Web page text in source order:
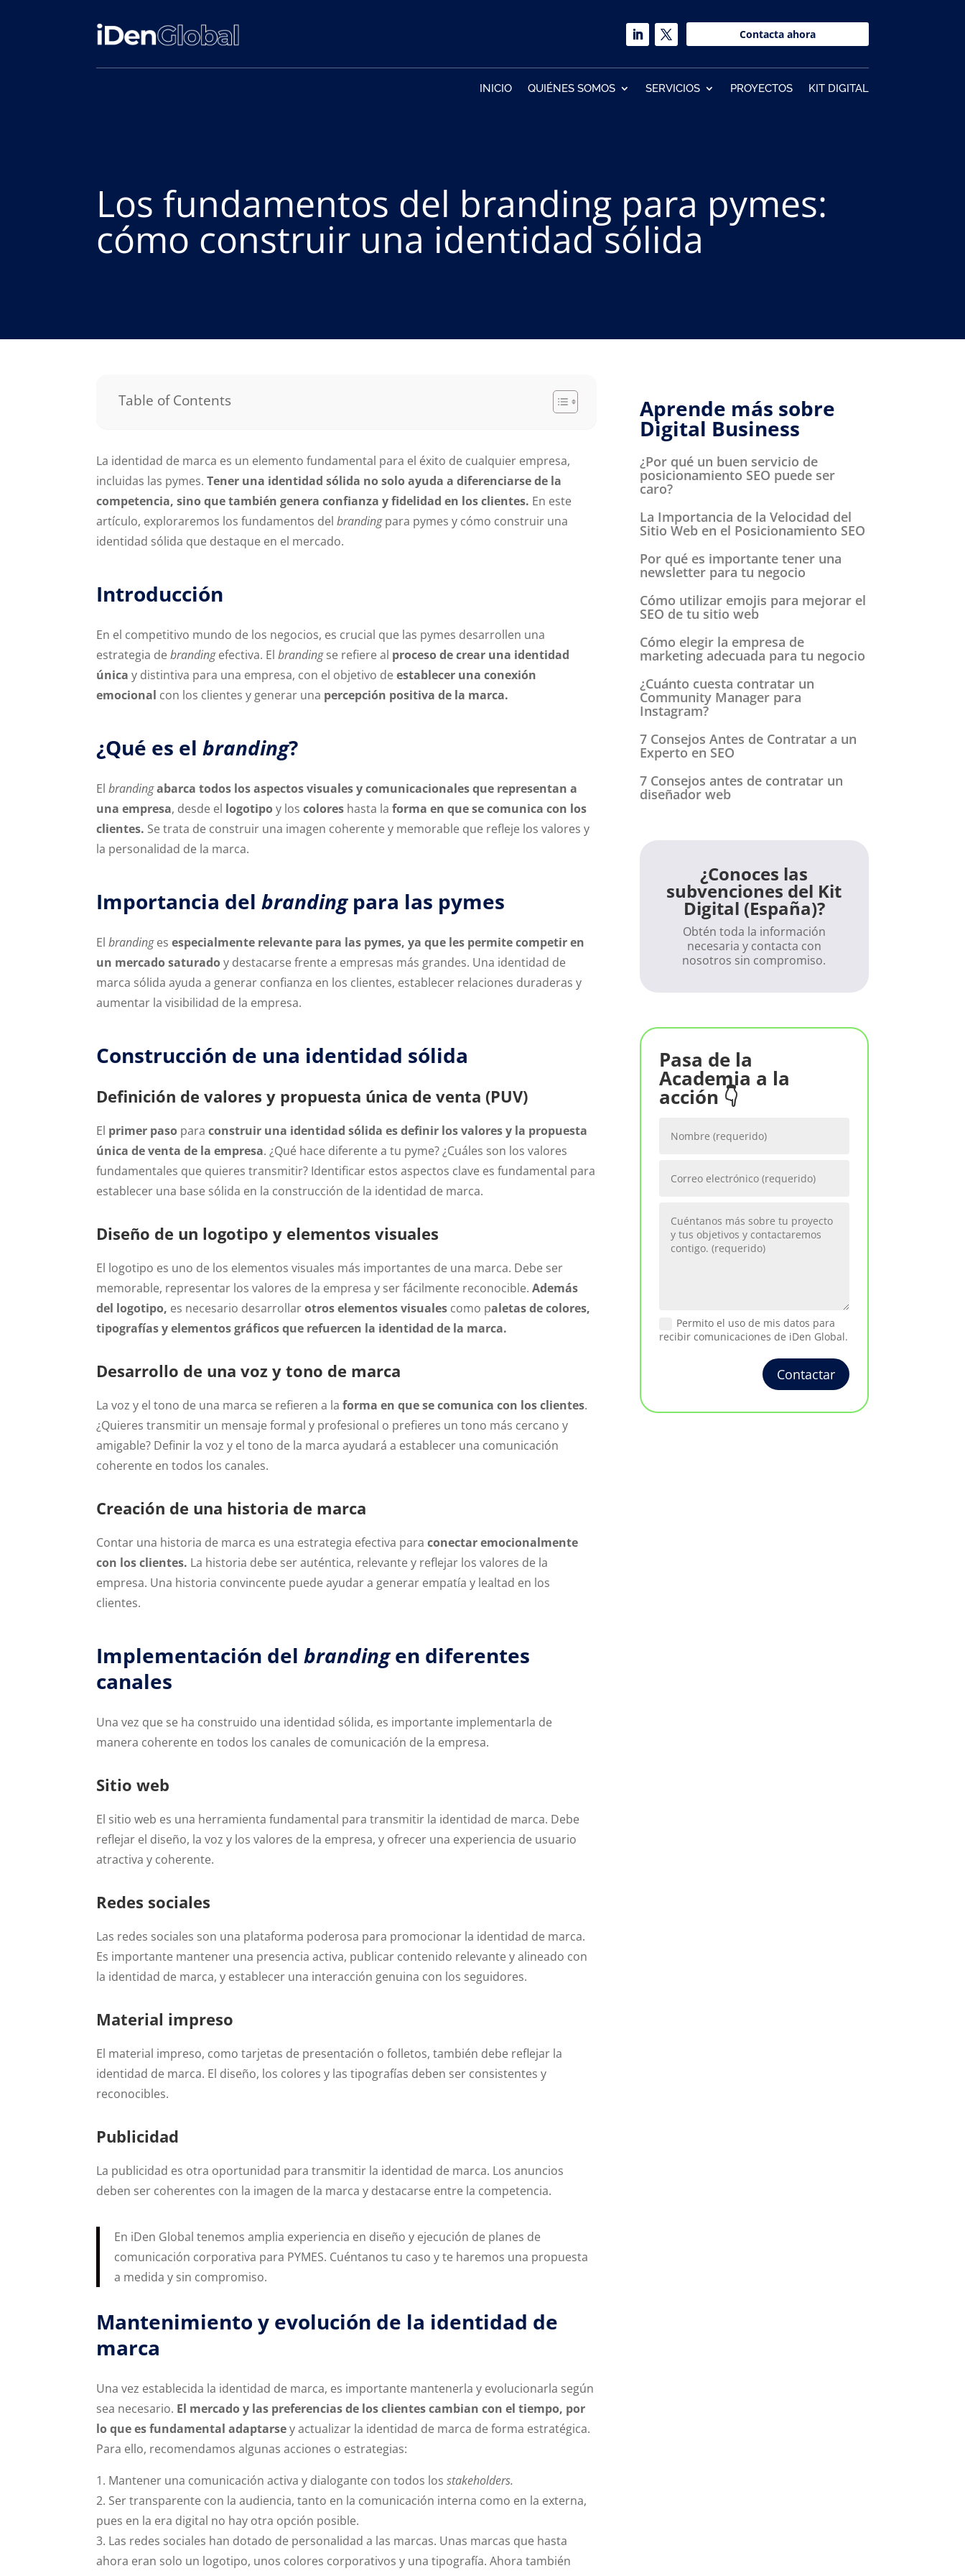
Contacta ahora
INICIO QUIÉNES SOMOS SERVICIOS PROYECTOS KIT DIGITAL
Los fundamentos del branding para pymes:
cómo construir una identidad sólida
Table of Contents
La identidad de marca es un elemento fundamental para el éxito de cualquier empresa,
incluidas las pymes.Tener una identidad sólida no solo ayuda a diferenciarse de la
competencia, sino que también genera confianza y fidelidad en los clientes. En este
artículo, exploraremos los fundamentos delbrandingpara pymes y cómo construir una
identidad sólida que destaque en el mercado.
Introducción
En el competitivo mundo de los negocios, es crucial que las pymes desarrollen una
estrategia debrandingefectiva. Elbrandingse refiere al proceso de crear una identidad
única y distintiva para una empresa, con el objetivo deestablecer una conexión
emocional con los clientes y generar una percepción positiva de la marca.
¿Qué es elbranding?
Elbrandingabarca todos los aspectos visuales y comunicacionales que representan a
una empresa, desde el logotipoy loscolores hasta la forma en que se comunica con los
clientes. Se trata de construir una imagen coherente y memorable que refleje los valores y
la personalidad de la marca.
Importancia delbrandingpara las pymes
Elbrandingesespecialmente relevante para las pymes, ya que les permite competir en
un mercado saturadoy destacarse frente a empresas más grandes. Una identidad de
marca sólida ayuda a generar confianza en los clientes, establecer relaciones duraderas y
aumentar la visibilidad de la empresa.
Construcción de una identidad sólida
Definición de valores y propuesta única de venta (PUV)
El primer paso para construir una identidad sólida es definir los valores y la propuesta
única de venta de la empresa. ¿Qué hace diferente a tu pyme? ¿Cuáles son los valores
fundamentales que quieres transmitir? Identificar estos aspectos clave es fundamental para
establecer una base sólida en la construcción de la identidad de marca.
Diseño de un logotipo y elementos visuales
El logotipo es uno de los elementos visuales más importantes de una marca. Debe ser
memorable, representar los valores de la empresa y ser fácilmente reconocible.Además
del logotipo, es necesario desarrollarotros elementos visuales como paletas de colores,
tipografías y elementos gráficos que refuercen la identidad de la marca.
Desarrollo de una voz y tono de marca
La voz y el tono de una marca se refieren a laforma en que se comunica con los clientes.
¿Quieres transmitir un mensaje formal y profesional o prefieres un tono más cercano y
amigable? Definir la voz y el tono de la marca ayudará a establecer una comunicación
coherente en todos los canales.
Creación de una historia de marca
Contar una historia de marca es una estrategia efectiva paraconectar emocionalmente
con los clientes. La historia debe ser auténtica, relevante y reflejar los valores de la
empresa. Una historia convincente puede ayudar a generar empatía y lealtad en los
clientes.
Implementación delbrandingen diferentes
canales
Una vez que se ha construido una identidad sólida, es importante implementarla de
manera coherente en todos los canales de comunicación de la empresa.
Sitio web
El sitio web es una herramienta fundamental para transmitir la identidad de marca. Debe
reflejar el diseño, la voz y los valores de la empresa, y ofrecer una experiencia de usuario
atractiva y coherente.
Redes sociales
Las redes sociales son una plataforma poderosa para promocionar la identidad de marca.
Es importante mantener una presencia activa, publicar contenido relevante y alineado con
la identidad de marca, y establecer una interacción genuina con los seguidores.
Material impreso
El material impreso, como tarjetas de presentación o folletos, también debe reflejar la
identidad de marca. El diseño, los colores y las tipografías deben ser consistentes y
reconocibles.
Publicidad
La publicidad es otra oportunidad para transmitir la identidad de marca. Los anuncios
deben ser coherentes con la imagen de la marca y destacarse entre la competencia.
En iDen Global tenemos amplia experiencia en diseño y ejecución de planes de
comunicación corporativa para PYMES. Cuéntanos tu caso y te haremos una propuesta
a medida y sin compromiso.
Mantenimiento y evolución de la identidad de
marca
Una vez establecida la identidad de marca, es importante mantenerla y evolucionarla según
sea necesario. El mercado y las preferencias de los clientes cambian con el tiempo, por
lo que es fundamental adaptarsey actualizar la identidad de marca de forma estratégica.
Para ello, recomendamos algunas acciones o estrategias:
Mantener una comunicación activa y dialogante con todos losstakeholders.
Ser transparente con la audiencia, tanto en la comunicación interna como en la externa,
pues en la era digital no hay otra opción posible.
Las redes sociales han dotado de personalidad a las marcas. Unas marcas que hasta
ahora eran solo un logotipo, unos colores corporativos y una tipografía. Ahora también
Aprende más sobre
Digital Business
¿Por qué un buen servicio de
posicionamiento SEO puede ser
caro?
La Importancia de la Velocidad del
Sitio Web en el Posicionamiento SEO
Por qué es importante tener una
newsletter para tu negocio
Cómo utilizar emojis para mejorar el
SEO de tu sitio web
Cómo elegir la empresa de
marketing adecuada para tu negocio
¿Cuánto cuesta contratar un
Community Manager para
Instagram?
7 Consejos Antes de Contratar a un
Experto en SEO
7 Consejos antes de contratar un
diseñador web
¿Conoces las
subvenciones del Kit
Digital (España)?
Obtén toda la información
necesaria y contacta con
nosotros sin compromiso.
Pasa de la
Academia a la
acción 👇
Permito el uso de mis datos para
recibir comunicaciones de iDen Global.
Contactar